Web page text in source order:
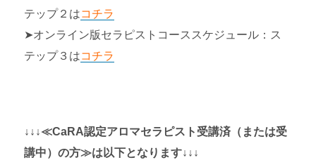
テップ２はコチラ
➤オンライン版セラピストコーススケジュール：ス
テップ３はコチラ
↓↓↓≪CaRA認定アロマセラピスト受講済（または受
講中）の方≫は以下となります↓↓↓